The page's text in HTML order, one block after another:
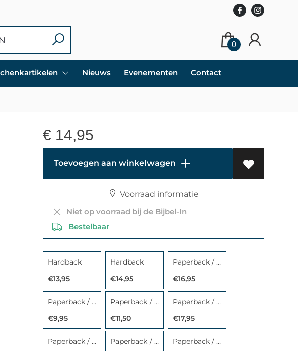
0
Nieuws Evenementen Contact
€ 14,95
Toevoegen aan winkelwagen
Voorraad informatie
Niet op voorraad bij de Bijbel-In
Bestelbaar
Hardback
€13,95
Hardback
€14,95
Paperback / softback
€16,95
Paperback / softback
€9,95
Paperback / softback
€11,50
Paperback / softback
€17,95
Paperback / softback
Paperback / softback
Paperback / softback